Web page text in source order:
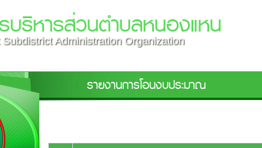
บริหารส่วนตำบลหนองแหน
Subdistrict Administration Organization
รายงานการโอนงบประมาณ